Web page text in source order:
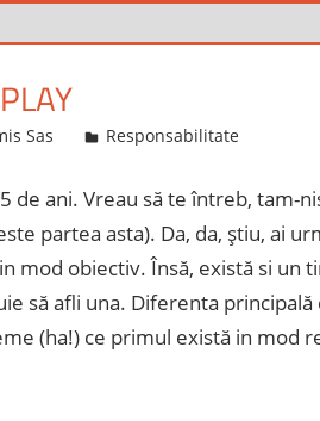
Sas Responsabilitate
de ani. Vreau să te întreb, tam-
partea asta). Da, da, ştiu, ai
mod obiectiv. Însă, există si
să afli una. Diferenta
(ha!) ce primul există in mod